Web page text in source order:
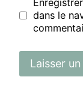
dans le